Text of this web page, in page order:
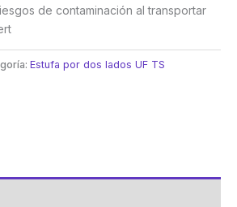
de contaminación al transportar
Estufa por dos lados UF TS